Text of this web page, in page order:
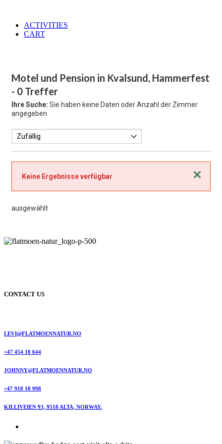
ACTIVITIES
CART
Motel und Pension in Kvalsund, Hammerfest
- 0 Treffer
Ihre Suche: Sie haben keine Daten oder Anzahl der Zimmer
angegeben
Schließen
Keine Ergebnisse verfügbar
ausgewählt
CONTACT US
LEVI@FLATMOENNATUR.NO
+47 454 10 644
JOHNNY@FLATMOENNATUR.NO
+47 918 10 998
KILLIVEIEN 93, 9518 ALTA, NORWAY.